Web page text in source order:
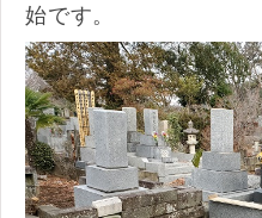
始です。